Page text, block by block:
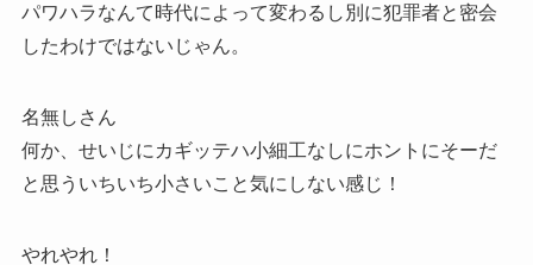
パワハラなんて時代によって変わるし別に犯罪者と密会
したわけではないじゃん。
名無しさん
何か、せいじにカギッテハ小細工なしにホントにそーだ
と思ういちいち小さいこと気にしない感じ！
やれやれ！